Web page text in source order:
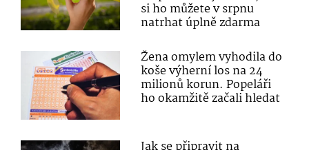
si ho můžete v srpnu
natrhat úplně zdarma
Žena omylem vyhodila do
koše výherní los na 24
milionů korun. Popeláři
ho okamžitě začali hledat